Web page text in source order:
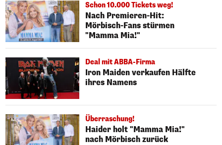
Schon 10.000 Tickets weg!
Nach Premieren-Hit:
Mörbisch-Fans stürmen
"Mamma Mia!"
Deal mit ABBA-Firma
Iron Maiden verkaufen Hälfte
ihres Namens
Überraschung!
Haider holt "Mamma Mia!"
nach Mörbisch zurück